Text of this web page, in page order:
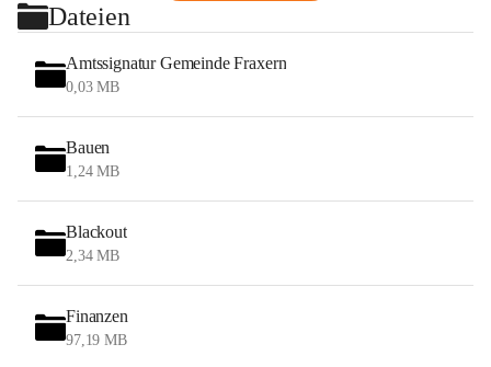
Dateien
Amtssignatur Gemeinde Fraxern
0,03 MB
Bauen
1,24 MB
Blackout
2,34 MB
Finanzen
97,19 MB